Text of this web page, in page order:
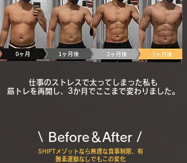
​仕事のストレスで太ってしまった私も
筋トレを再開し、3か月でここまで変わりました。
\ ​Before＆After /
SHIFTメゾットなら無理な食事制限、有
酸素運動なしでもこの変化